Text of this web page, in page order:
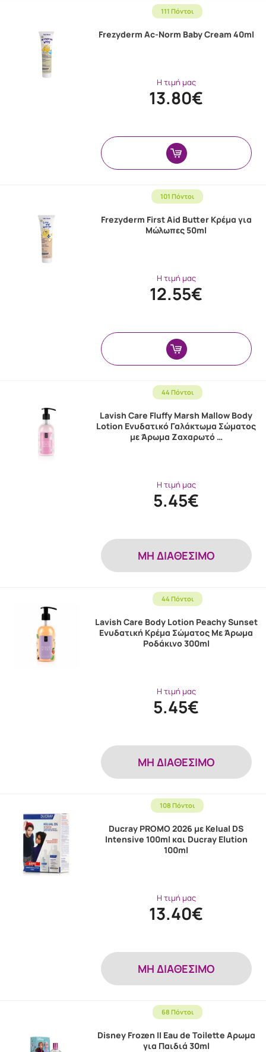
111 Πόντοι
Frezyderm Ac-Norm Baby Cream 40ml
Η τιμή μας
13.80€
101 Πόντοι
Frezyderm First Aid Butter Κρέμα για
Μώλωπες 50ml
Η τιμή μας
12.55€
44 Πόντοι
Lavish Care Fluffy Marsh Mallow Body
Lotion Ενυδατικό Γαλάκτωμα Σώματος
με Άρωμα Ζαχαρωτό …
Η τιμή μας
5.45€
MH ΔΙΑΘΕΣΙΜΟ
44 Πόντοι
Lavish Care Body Lotion Peachy Sunset
Ενυδατική Κρέμα Σώματος Mε Άρωμα
Ροδάκινο 300ml
Η τιμή μας
5.45€
MH ΔΙΑΘΕΣΙΜΟ
108 Πόντοι
Ducray PROMO 2026 με Kelual DS
Intensive 100ml και Ducray Elution
100ml
Η τιμή μας
13.40€
MH ΔΙΑΘΕΣΙΜΟ
68 Πόντοι
Disney Frozen II Eau de Toilette Αρωμα
για Παιδιά 30ml